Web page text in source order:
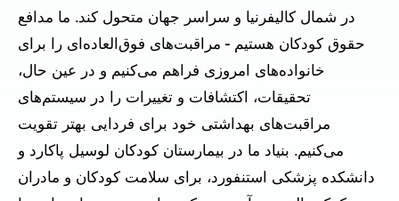
در شمال کالیفرنیا و سراسر جهان متحول کند. ما مدافع
حقوق کودکان هستیم - مراقبت‌های فوق‌العاده‌ای را برای
خانواده‌های امروزی فراهم می‌کنیم و در عین حال،
تحقیقات، اکتشافات و تغییرات را در سیستم‌های
مراقبت‌های بهداشتی خود برای فردایی بهتر تقویت
می‌کنیم. بنیاد ما در بیمارستان کودکان لوسیل پاکارد و
دانشکده پزشکی استنفورد، برای سلامت کودکان و مادران